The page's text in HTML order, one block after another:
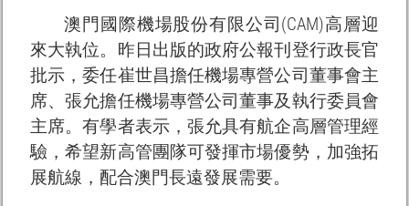
澳門國際機場股份有限公司(CAM)高層迎
來大執位。昨日出版的政府公報刊登行政長官
批示，委任崔世昌擔任機場專營公司董事會主
席、張允擔任機場專營公司董事及執行委員會
主席。有學者表示，張允具有航企高層管理經
驗，希望新高管團隊可發揮市場優勢，加強拓
展航線，配合澳門長遠發展需要。